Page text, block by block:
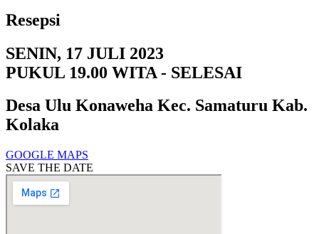
Resepsi
SENIN, 17 JULI 2023
PUKUL 19.00 WITA - SELESAI
Desa Ulu Konaweha Kec. Samaturu Kab.
Kolaka
GOOGLE MAPS
SAVE THE DATE